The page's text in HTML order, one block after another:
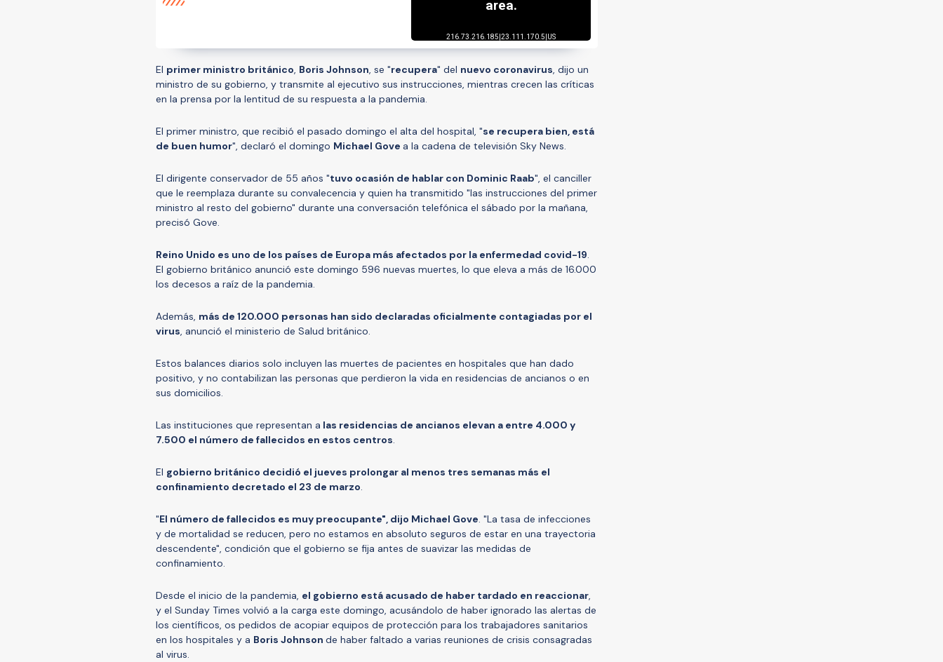
El primer ministro británico, Boris Johnson, se "recupera" del nuevo coronavirus, dijo un
ministro de su gobierno, y transmite al ejecutivo sus instrucciones, mientras crecen las críticas
en la prensa por la lentitud de su respuesta a la pandemia.
El primer ministro, que recibió el pasado domingo el alta del hospital, "se recupera bien, está
de buen humor", declaró el domingo Michael Gove a la cadena de televisión Sky News.
El dirigente conservador de 55 años "tuvo ocasión de hablar con Dominic Raab", el canciller
que le reemplaza durante su convalecencia y quien ha transmitido "las instrucciones del primer
ministro al resto del gobierno" durante una conversación telefónica el sábado por la mañana,
precisó Gove.
Reino Unido es uno de los países de Europa más afectados por la enfermedad covid-19.
El gobierno británico anunció este domingo 596 nuevas muertes, lo que eleva a más de 16.000
los decesos a raíz de la pandemia.
Además, más de 120.000 personas han sido declaradas oficialmente contagiadas por el
virus, anunció el ministerio de Salud británico.
Estos balances diarios solo incluyen las muertes de pacientes en hospitales que han dado
positivo, y no contabilizan las personas que perdieron la vida en residencias de ancianos o en
sus domicilios.
Las instituciones que representan a las residencias de ancianos elevan a entre 4.000 y
7.500 el número de fallecidos en estos centros.
El gobierno británico decidió el jueves prolongar al menos tres semanas más el
confinamiento decretado el 23 de marzo.
"El número de fallecidos es muy preocupante", dijo Michael Gove. "La tasa de infecciones
y de mortalidad se reducen, pero no estamos en absoluto seguros de estar en una trayectoria
descendente", condición que el gobierno se fija antes de suavizar las medidas de
confinamiento.
Desde el inicio de la pandemia, el gobierno está acusado de haber tardado en reaccionar,
y el Sunday Times volvió a la carga este domingo, acusándolo de haber ignorado las alertas de
los científicos, os pedidos de acopiar equipos de protección para los trabajadores sanitarios
en los hospitales y a Boris Johnson de haber faltado a varias reuniones de crisis consagradas
al virus.